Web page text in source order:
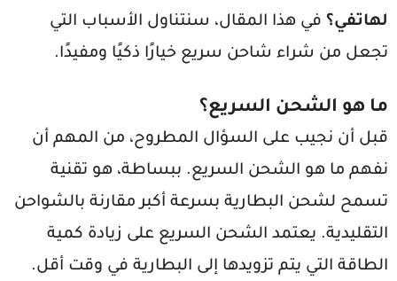
لهاتفي؟ في هذا المقال، سنتناول الأسباب التي
تجعل من شراء شاحن سريع خيارًا ذكيًا ومفيدًا.
ما هو الشحن السريع؟
قبل أن نجيب على السؤال المطروح، من المهم أن
نفهم ما هو الشحن السريع. ببساطة، هو تقنية
تسمح لشحن البطارية بسرعة أكبر مقارنة بالشواحن
التقليدية. يعتمد الشحن السريع على زيادة كمية
الطاقة التي يتم تزويدها إلى البطارية في وقت أقل.